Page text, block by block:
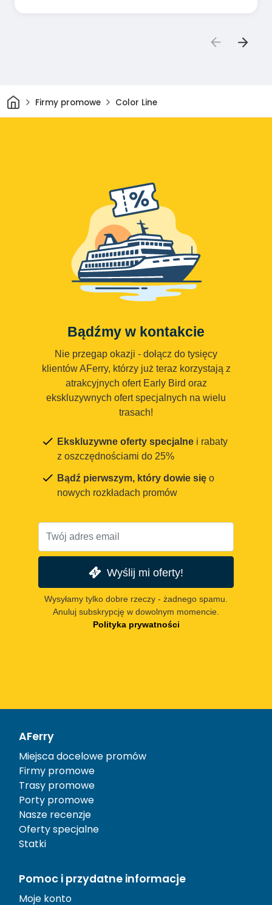
DomFirmy promowe Color Line
Bądźmy w kontakcie
Nie przegap okazji - dołącz do tysięcy
klientów AFerry, którzy już teraz korzystają z
atrakcyjnych ofert Early Bird oraz
ekskluzywnych ofert specjalnych na wielu
trasach!
Ekskluzywne oferty specjalne i rabaty
z oszczędnościami do 25%
Bądź pierwszym, który dowie się o
nowych rozkładach promów
Wyślij mi oferty!
Wysyłamy tylko dobre rzeczy - żadnego spamu.
Anuluj subskrypcję w dowolnym momencie.
Polityka prywatności
AFerry
Miejsca docelowe promów
Firmy promowe
Trasy promowe
Porty promowe
Nasze recenzje
Oferty specjalne
Statki
Pomoc i przydatne informacje
Moje konto